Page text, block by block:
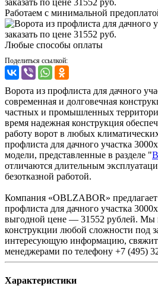
Работаем с минимальной
Любые способы оплаты
Поделиться ссылкой:
Ворота из профлиста для дачного
современная и долговечная
частных и промышленных
время надежная конструкция
работу ворот в любых
профлиста для дачного участка
модели, представленные в разделе "
отличаются длительным
безотказной работой.
Компания «OBLZABOR» предлагает
профлиста для дачного участка
выгодной цене — 31552 рублей. Мы
конструкции любой сложности под
интересующую информацию,
менеджерами по телефону +7 (495)
Характеристики